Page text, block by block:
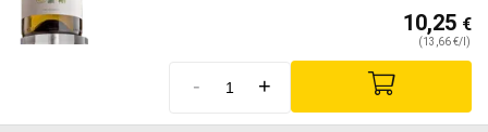
10,25 €
(13,66 €/l)
- +